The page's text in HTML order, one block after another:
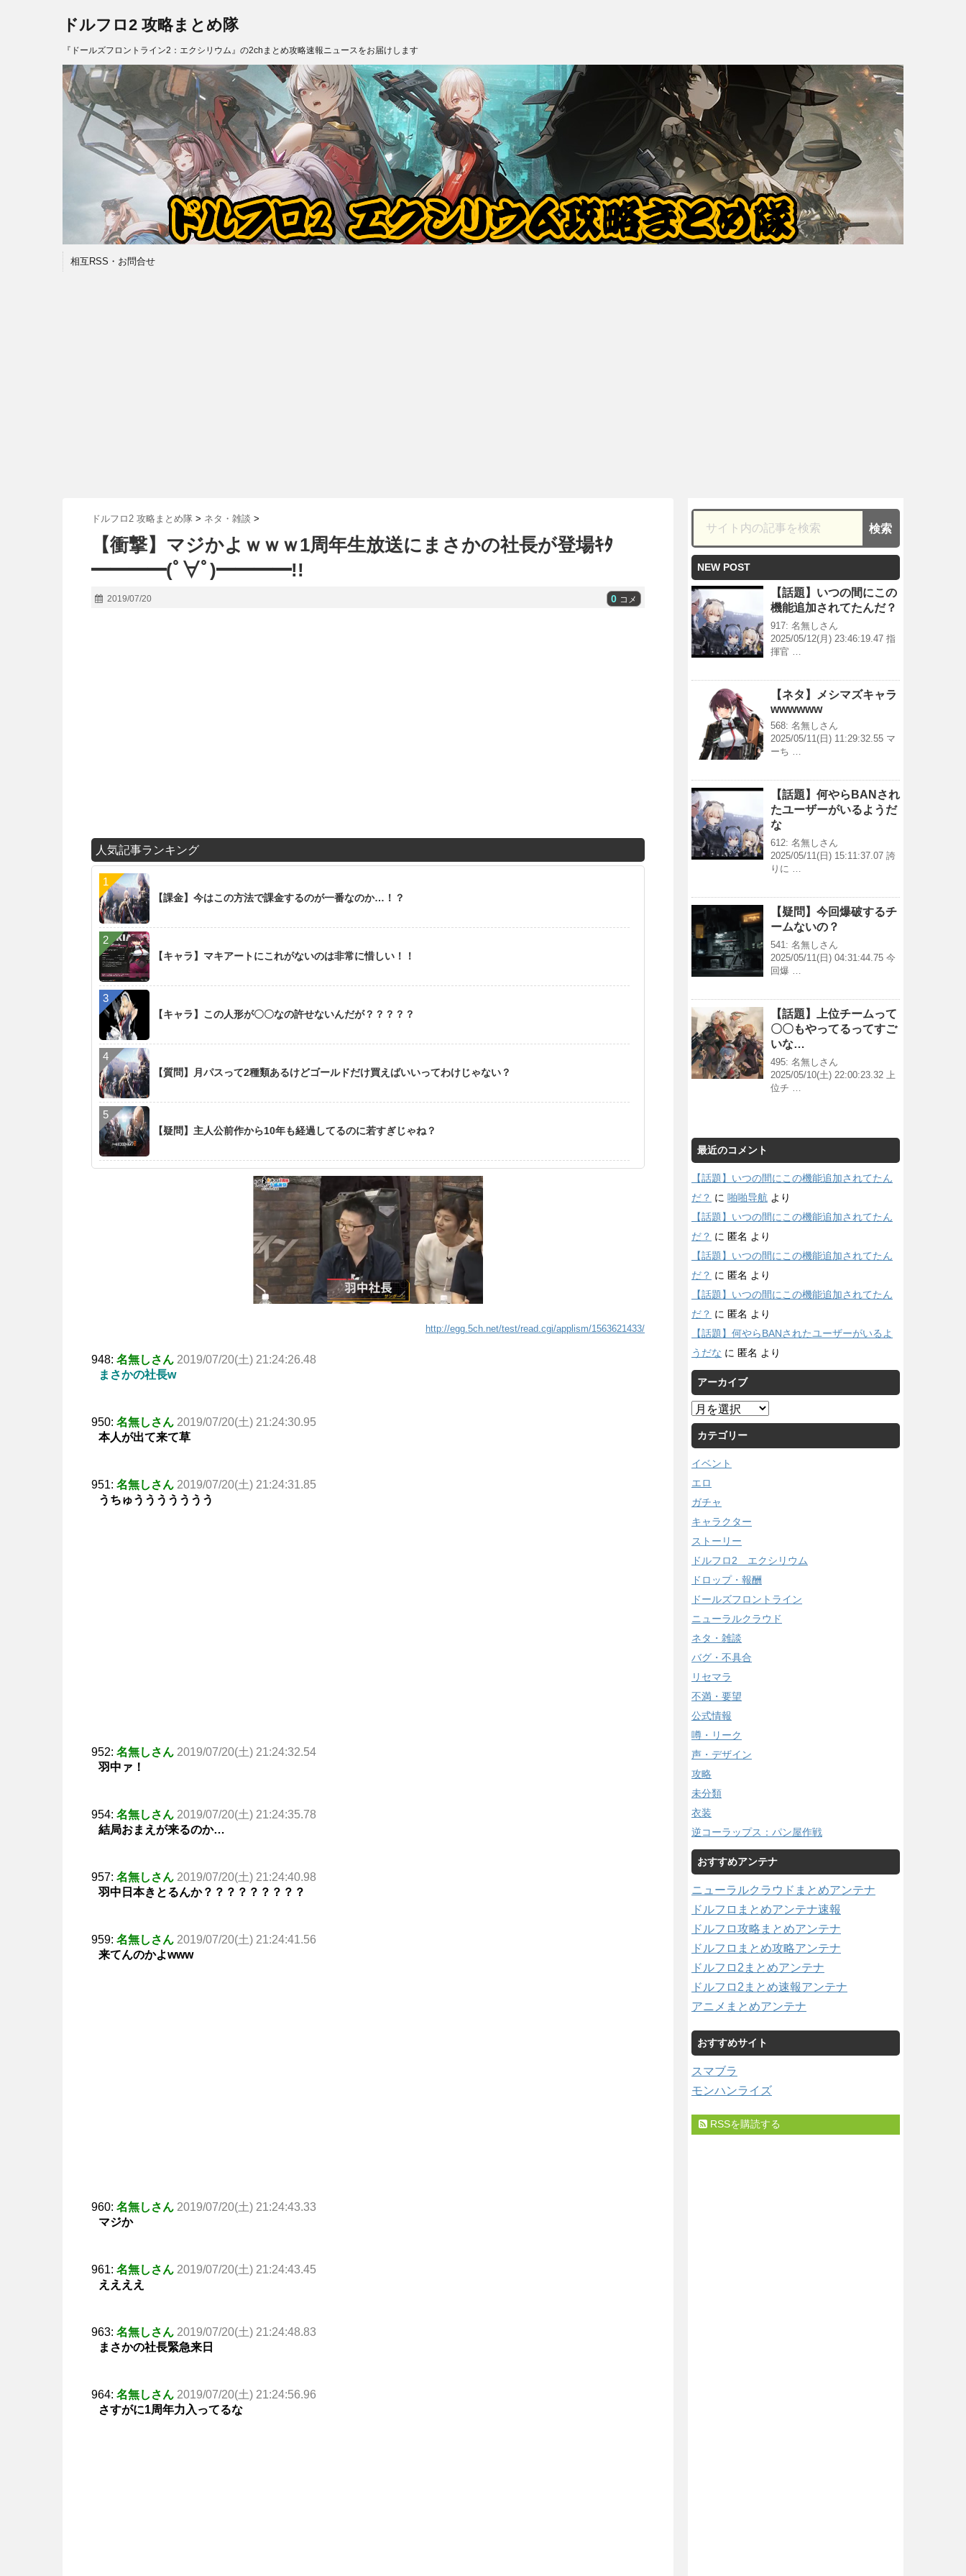
ドルフロ2 攻略まとめ隊
『ドールズフロントライン2：エクシリウム』の2chまとめ攻略速報ニュースをお届けします
相互RSS・お問合せ
ドルフロ2 攻略まとめ隊 > ネタ・雑談 >
【衝撃】マジかよｗｗｗ1周年生放送にまさかの社長が登場ｷﾀ
━━━━(ﾟ∀ﾟ)━━━━!!
2019/07/20 0 コメ
人気記事ランキング
【課金】今はこの方法で課金するのが一番なのか…！？
【キャラ】マキアートにこれがないのは非常に惜しい！！
【キャラ】この人形が〇〇なの許せないんだが？？？？？
【質問】月パスって2種類あるけどゴールドだけ買えばいいってわけじゃない？
【疑問】主人公前作から10年も経過してるのに若すぎじゃね？
http://egg.5ch.net/test/read.cgi/applism/1563621433/
948: 名無しさん 2019/07/20(土) 21:24:26.48
まさかの社長w
950: 名無しさん 2019/07/20(土) 21:24:30.95
本人が出て来て草
951: 名無しさん 2019/07/20(土) 21:24:31.85
うちゅううううううう
952: 名無しさん 2019/07/20(土) 21:24:32.54
羽中ァ！
954: 名無しさん 2019/07/20(土) 21:24:35.78
結局おまえが来るのか…
957: 名無しさん 2019/07/20(土) 21:24:40.98
羽中日本きとるんか？？？？？？？？？
959: 名無しさん 2019/07/20(土) 21:24:41.56
来てんのかよwww
960: 名無しさん 2019/07/20(土) 21:24:43.33
マジか
961: 名無しさん 2019/07/20(土) 21:24:43.45
ええええ
963: 名無しさん 2019/07/20(土) 21:24:48.83
まさかの社長緊急来日
964: 名無しさん 2019/07/20(土) 21:24:56.96
さすがに1周年力入ってるな
NEW POST
【話題】いつの間にこの
機能追加されてたんだ？
917: 名無しさん
2025/05/12(月) 23:46:19.47 指
揮官 …
【ネタ】メシマズキャラ
wwwwww
568: 名無しさん
2025/05/11(日) 11:29:32.55 マ
ーち …
【話題】何やらBANされ
たユーザーがいるようだ
な
612: 名無しさん
2025/05/11(日) 15:11:37.07 誇
りに …
【疑問】今回爆破するチ
ームないの？
541: 名無しさん
2025/05/11(日) 04:31:44.75 今
回爆 …
【話題】上位チームって
〇〇もやってるってすご
いな…
495: 名無しさん
2025/05/10(土) 22:00:23.32 上
位チ …
最近のコメント
【話題】いつの間にこの機能追加されてたん
だ？ に 啪啪导航 より
【話題】いつの間にこの機能追加されてたん
だ？ に 匿名 より
【話題】いつの間にこの機能追加されてたん
だ？ に 匿名 より
【話題】いつの間にこの機能追加されてたん
だ？ に 匿名 より
【話題】何やらBANされたユーザーがいるよ
うだな に 匿名 より
アーカイブ
ア
ー
カ
イ
ブ
カテゴリー
イベント
エロ
ガチャ
キャラクター
ストーリー
ドルフロ2 エクシリウム
ドロップ・報酬
ドールズフロントライン
ニューラルクラウド
ネタ・雑談
バグ・不具合
リセマラ
不満・要望
公式情報
噂・リーク
声・デザイン
攻略
未分類
衣装
逆コーラップス：パン屋作戦
おすすめアンテナ
ニューラルクラウドまとめアンテナ
ドルフロまとめアンテナ速報
ドルフロ攻略まとめアンテナ
ドルフロまとめ攻略アンテナ
ドルフロ2まとめアンテナ
ドルフロ2まとめ速報アンテナ
アニメまとめアンテナ
おすすめサイト
スマブラ
モンハンライズ
RSSを購読する